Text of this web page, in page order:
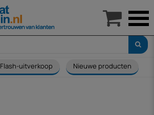
Flash-uitverkoop Nieuwe producten
